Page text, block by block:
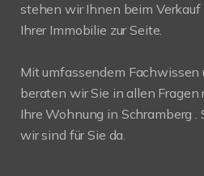
stehen wir Ihnen beim Verkauf
Ihrer Immobilie zur Seite.
Mit umfassendem Fachwissen
beraten wir Sie in allen Fragen
Ihre Wohnung in Schramberg .
wir sind für Sie da.